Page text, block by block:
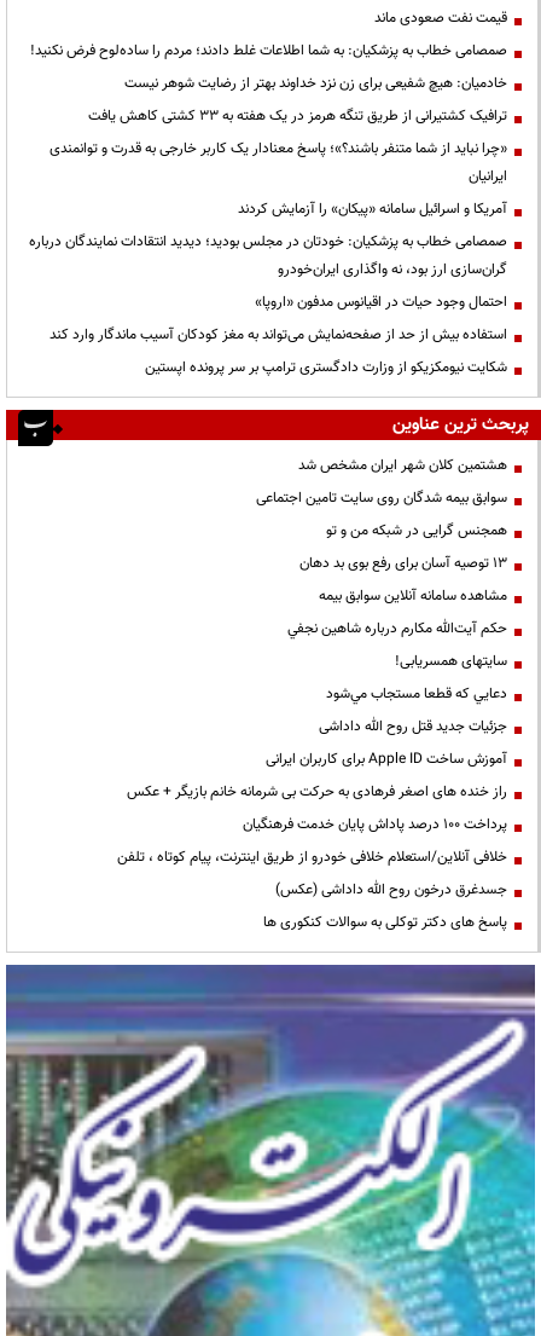
قیمت نفت صعودی ماند
صمصامی خطاب به پزشکیان: به شما اطلاعات غلط دادند؛ مردم را ساده‌لوح فرض نکنید!
خادمیان: هیچ شفیعی برای زن نزد خداوند بهتر از رضایت شوهر نیست
ترافیک کشتیرانی از طریق تنگه هرمز در یک هفته به ۳۳ کشتی کاهش یافت
«چرا نباید از شما متنفر باشند؟»؛ پاسخ معنادار یک کاربر خارجی به قدرت و توانمندی
ایرانیان
آمریکا و اسرائیل سامانه «پیکان» را آزمایش کردند
صمصامی خطاب به پزشکیان: خودتان در مجلس بودید؛ دیدید انتقادات نمایندگان درباره
گران‌سازی ارز بود، نه واگذاری ایران‌خودرو
احتمال وجود حیات در اقیانوس مدفون «اروپا»
استفاده بیش از حد از صفحه‌نمایش می‌تواند به مغز کودکان آسیب ماندگار وارد کند
شکایت نیومکزیکو از وزارت دادگستری ترامپ بر سر پرونده اپستین
پربحث ترین عناوین
هشتمین کلان شهر ایران مشخص شد
سوابق بیمه شدگان روی سایت تامین اجتماعی
همجنس گرایی در شبکه من و تو
13 توصیه آسان برای رفع بوی بد دهان
مشاهده سامانه آنلاين سوابق بیمه
حكم آيت‌الله مكارم درباره شاهين نجفي
سایتهای همسریابی!
دعايي كه قطعا مستجاب مي‌شود
جزئیات جدید قتل روح الله داداشی
آموزش ساخت Apple ID برای کاربران ایرانی
راز خنده های اصغر فرهادی به حرکت بی شرمانه خانم بازیگر + عکس
پرداخت ۱۰۰ درصد پاداش پایان خدمت فرهنگیان
خلافی آنلاین/استعلام خلافی خودرو از طریق اینترنت، پیام کوتاه ، تلفن
جسدغرق درخون روح الله داداشی (عکس)
پاسخ های دکتر توکلی به سوالات کنکوری ها